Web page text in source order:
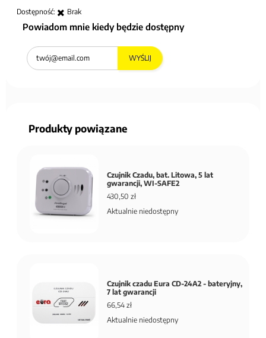
Dostępność: Brak
Powiadom mnie kiedy będzie dostępny
WYŚLIJ
Produkty powiązane
Czujnik Czadu, bat. Litowa, 5 lat
gwarancji, WI-SAFE2
430,50 zł
Aktualnie niedostępny
Czujnik czadu Eura CD-24A2 - bateryjny,
7 lat gwarancji
66,54 zł
Aktualnie niedostępny